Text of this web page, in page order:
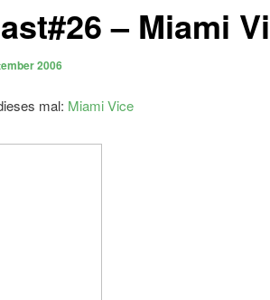
– Miami
2006
mal: Miami Vice